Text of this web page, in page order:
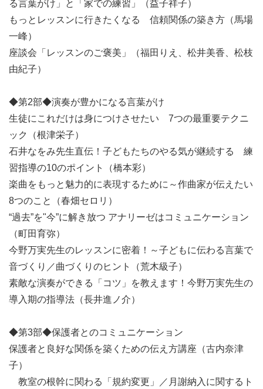
る言葉がけ」と「家での練習」（益子祥子）
もっとレッスンに行きたくなる 信頼関係の築き方（馬場
一峰）
座談会「レッスンのご褒美」（福田りえ、松井美香、松枝
由紀子）
◆第2部◆演奏が豊かになる言葉がけ
生徒にこれだけは身につけさせたい 7つの最重要テクニ
ック（根津栄子）
石井なをみ先生直伝！子どもたちのやる気が継続する 練
習指導の10のポイント（橋本彩）
楽曲をもっと魅力的に表現するために～作曲家が伝えたい
8つのこと（春畑セロリ）
“過去”を"今”に解き放つ アナリーゼはコミュニケーション
（町田育弥）
今野万実先生のレッスンに密着！～子どもに伝わる言葉で
音づくり／曲づくりのヒント（荒木級子）
素敵な演奏ができる「コツ」を教えます！今野万実先生の
導入期の指導法（長井進ノ介）
◆第3部◆保護者とのコミュニケーション
保護者と良好な関係を築くための伝え方講座（古内奈津
子）
教室の根幹に関わる「規約変更」／月謝納入に関するト